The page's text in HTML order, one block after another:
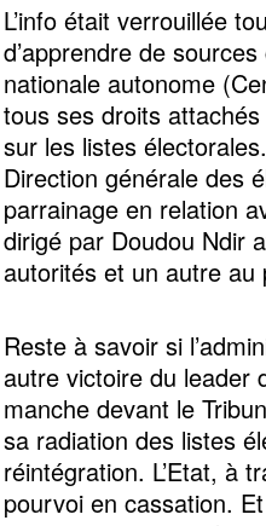
L’info était verrouillée
d’apprendre de
nationale autonome
tous ses droits
sur les listes
Direction générale des
parrainage en relation
dirigé par Doudou Ndir
autorités et un autre au
Reste à savoir si
autre victoire du leader
manche devant le
sa radiation des listes
réintégration. L’Etat, à
pourvoi en cassation.